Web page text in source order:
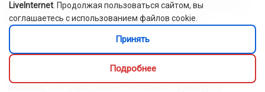
длительное сидение снижает общий обмен веществ, а
частые перекусы и употребление фастфуда
увеличивают потребление калорий.
Эндокринологи подчеркивают, что генетическая
предрасположенность не имеет такого большого
влияния, как образ жизни человека. Переход на
LiveInternet . Продолжая пользоваться сайтом, вы
соглашаетесь с использованием файлов cookie.
Принять
Подробнее